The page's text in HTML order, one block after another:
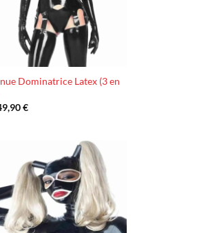
Dominatrice Latex (3 en
€
Ajouter
à la liste
d’envies